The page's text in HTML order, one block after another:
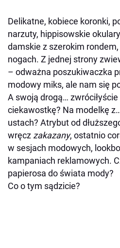
Delikatne, kobiece koronki,
narzuty, hippisowskie
damskie z szerokim
nogach. Z jednej strony
– odważna poszukiwaczka
modowy miks, ale nam się
A swoją drogą…
ciekawostkę? Na modelkę
ustach? Atrybut od
wręcz zakazany, ostatnio
w sesjach modowych,
kampaniach reklamowych.
papierosa do świata mody?
Co o tym sądzicie?